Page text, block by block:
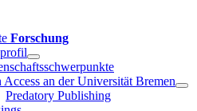
Forschung
Access an der Universität Bremen
Predatory Publishing